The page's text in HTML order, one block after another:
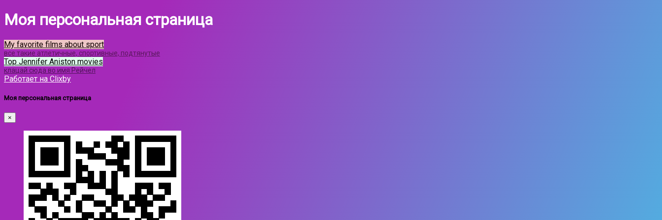
Моя персональная страница
My favorite films about sport
все такие атлетичные, спортивные, подтянутые
Top Jennifer Aniston movies
клацай сюда во имя Рейчел
Работает на Clixby
Моя персональная страница
×